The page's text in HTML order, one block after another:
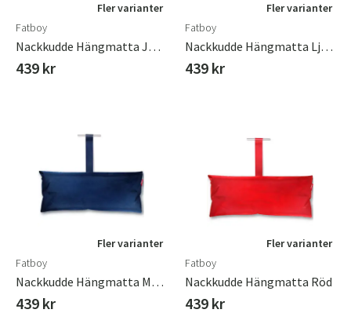
Fler varianter
Fatboy
Nackkudde Hängmatta Jeans Ljusblå
439 kr
Fler varianter
Fatboy
Nackkudde Hängmatta Ljusgrå
439 kr
Fler varianter
Fatboy
Nackkudde Hängmatta Mörkblå
439 kr
Fler varianter
Fatboy
Nackkudde Hängmatta Röd
439 kr